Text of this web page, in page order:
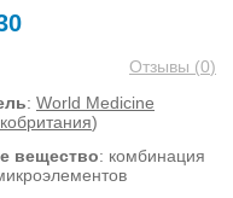
Отзывы (0)
: World Medicine
)
вещество: комбинация